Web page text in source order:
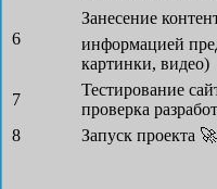
6
Занесение
информацией
картинки, видео)
7
Тестирование
проверка
8
Запуск проекта 🚀